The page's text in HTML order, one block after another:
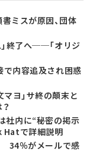
ミスが原因、団体
」終了へ──「オリジ
で内容追及され困惑
ヨ」サ終の顛末と
社内に“秘密の掲示
で詳細説明
34％がメールで感